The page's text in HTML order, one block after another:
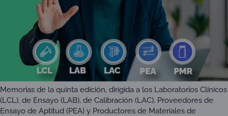
Memorias de la quinta edición, dirigida a los Laboratorios Clínicos
(LCL), de Ensayo (LAB), de Calibración (LAC), Proveedores de
Ensayo de Aptitud (PEA) y Productores de Materiales de